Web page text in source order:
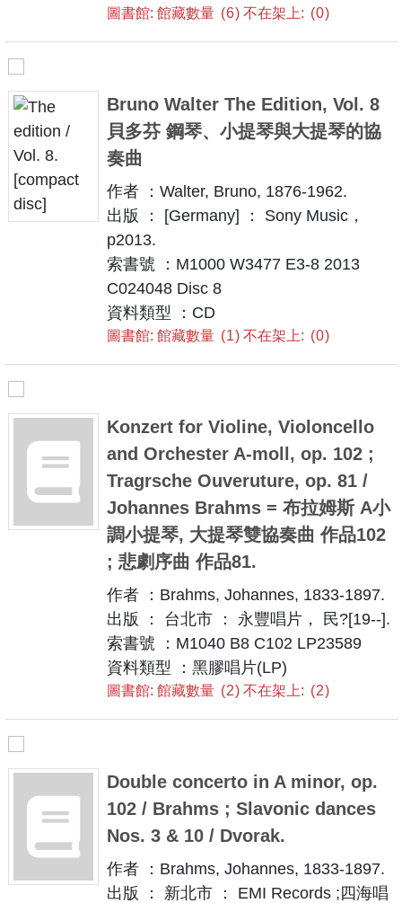
圖書館: 館藏數量 6 不在架上: 0
Bruno Walter The Edition, Vol. 8
貝多芬 鋼琴、小提琴與大提琴的協
奏曲
作者 ：Walter, Bruno, 1876-1962.
出版 ： [Germany] ： Sony Music，
p2013.
索書號 ：M1000 W3477 E3-8 2013
C024048 Disc 8
資料類型 ：CD
圖書館: 館藏數量 1 不在架上: 0
Konzert for Violine, Violoncello
and Orchester A-moll, op. 102 ;
Tragrsche Ouveruture, op. 81 /
Johannes Brahms = 布拉姆斯 A小
調小提琴, 大提琴雙協奏曲 作品102
; 悲劇序曲 作品81.
作者 ：Brahms, Johannes, 1833-1897.
出版 ： 台北市 ： 永豐唱片， 民?[19--].
索書號 ：M1040 B8 C102 LP23589
資料類型 ：黑膠唱片(LP)
圖書館: 館藏數量 2 不在架上: 2
Double concerto in A minor, op.
102 / Brahms ; Slavonic dances
Nos. 3 & 10 / Dvorak.
作者 ：Brahms, Johannes, 1833-1897.
出版 ： 新北市 ： EMI Records ;四海唱